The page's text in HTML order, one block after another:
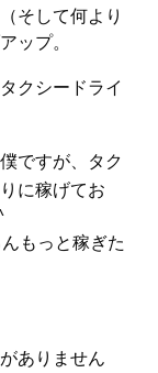
そして何より
ップ。
クシードライ
ですが、タク
に稼げてお
もっと稼ぎた
ありません